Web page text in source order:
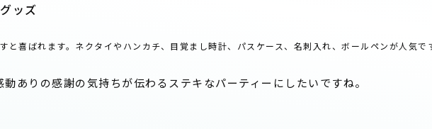
ッズ
と喜ばれます。ネクタイやハンカチ、目覚まし時計、パスケース、名刺入れ、ボールペンが人気で
ありの感謝の気持ちが伝わるステキなパーティーにしたいですね。